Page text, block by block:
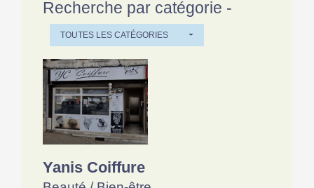
Recherche par catégorie -
TOUTES LES CATÉGORIES
Yanis Coiffure